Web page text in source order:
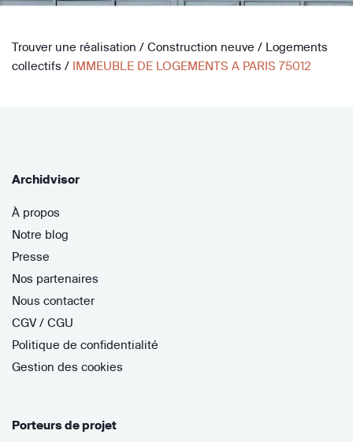
Trouver une réalisation / Construction neuve / Logements
collectifs / IMMEUBLE DE LOGEMENTS A PARIS 75012
Archidvisor
À propos
Notre blog
Presse
Nos partenaires
Nous contacter
CGV / CGU
Politique de confidentialité
Gestion des cookies
Porteurs de projet